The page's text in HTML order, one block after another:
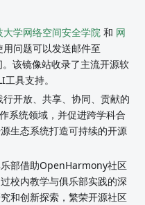
大学网络空间安全学院 和 网
问题可以发送邮件至
。该镜像站收录了主流开源软
具支持。
行开放、共享、协同、贡献的
系统领域，并促进跨学科合
生态系统打造可持续的开源
部借助OpenHarmony社区
校内教学与俱乐部实践的深
和创新探索，繁荣开源社区